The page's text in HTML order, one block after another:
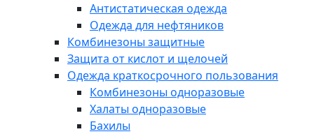
Антистатическая одежда
Одежда для нефтяников
Комбинезоны защитные
Защита от кислот и щелочей
Одежда краткосрочного пользования
Комбинезоны одноразовые
Халаты одноразовые
Бахилы